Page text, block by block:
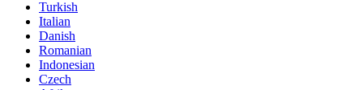
Turkish
Italian
Danish
Romanian
Indonesian
Czech